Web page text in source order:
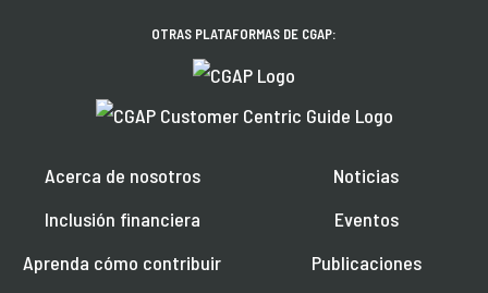
OTRAS PLATAFORMAS DE CGAP:
Acerca de nosotros
Inclusión financiera
Aprenda cómo contribuir
Noticias
Eventos
Publicaciones